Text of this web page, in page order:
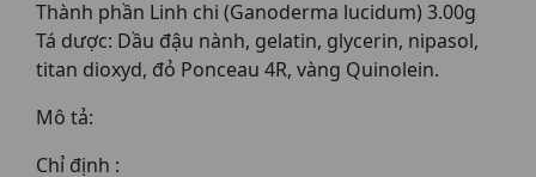
Thành phần Linh chi (Ganoderma lucidum) 3.00g
Tá dược: Dầu đậu nành, gelatin, glycerin, nipasol,
titan dioxyd, đỏ Ponceau 4R, vàng Quinolein.
Mô tả:
Chỉ định :